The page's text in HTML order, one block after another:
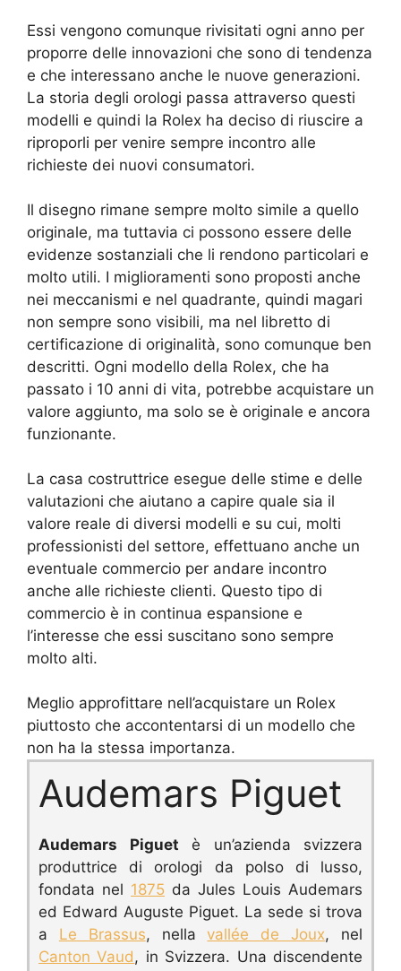
Essi vengono comunque rivisitati ogni anno per
proporre delle innovazioni che sono di tendenza
e che interessano anche le nuove generazioni.
La storia degli orologi passa attraverso questi
modelli e quindi la Rolex ha deciso di riuscire a
riproporli per venire sempre incontro alle
richieste dei nuovi consumatori.
Il disegno rimane sempre molto simile a quello
originale, ma tuttavia ci possono essere delle
evidenze sostanziali che li rendono particolari e
molto utili. I miglioramenti sono proposti anche
nei meccanismi e nel quadrante, quindi magari
non sempre sono visibili, ma nel libretto di
certificazione di originalità, sono comunque ben
descritti. Ogni modello della Rolex, che ha
passato i 10 anni di vita, potrebbe acquistare un
valore aggiunto, ma solo se è originale e ancora
funzionante.
La casa costruttrice esegue delle stime e delle
valutazioni che aiutano a capire quale sia il
valore reale di diversi modelli e su cui, molti
professionisti del settore, effettuano anche un
eventuale commercio per andare incontro
anche alle richieste clienti. Questo tipo di
commercio è in continua espansione e
l’interesse che essi suscitano sono sempre
molto alti.
Meglio approfittare nell’acquistare un Rolex
piuttosto che accontentarsi di un modello che
non ha la stessa importanza.
Audemars Piguet
Audemars Piguet è un’azienda svizzera
produttrice di orologi da polso di lusso,
fondata nel 1875 da Jules Louis Audemars
ed Edward Auguste Piguet. La sede si trova
a Le Brassus, nellavallée de Joux, nel
Canton Vaud , in Svizzera. Una discendente